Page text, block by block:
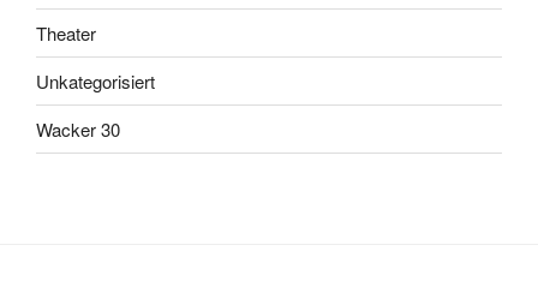
Theater
Unkategorisiert
Wacker 30